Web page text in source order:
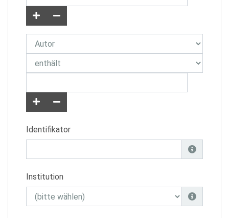
Identifikator
Institution